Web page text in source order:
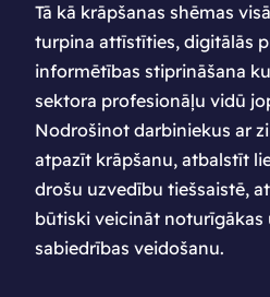
Tā kā krāpšanas shēmas
turpina attīstīties, digitālās
informētības stiprināšana
sektora profesionāļu vidū
Nodrošinot darbiniekus ar
atpazīt krāpšanu, atbalstīt
drošu uzvedību tiešsaistē,
būtiski veicināt noturīgākas
sabiedrības veidošanu.